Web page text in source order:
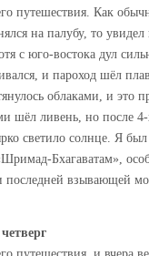
путешествия. Как
на палубу, то
с юго-востока дул
и пароход шёл
облаками, и это
шёл ливень, но после 4-
светило солнце. Я был
Бхагаватам»,
взывающей